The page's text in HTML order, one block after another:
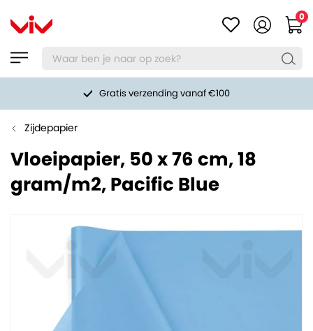
0
Gratis verzending vanaf €100
Zijdepapier
Vloeipapier, 50 x 76 cm, 18
gram/m2, Pacific Blue